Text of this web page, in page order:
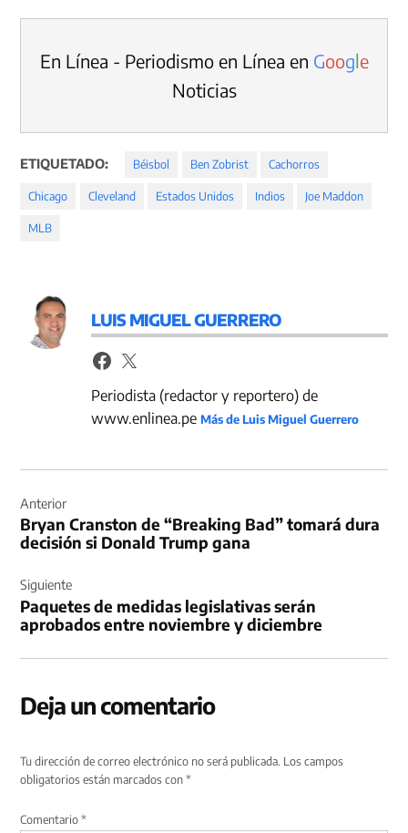
En Línea - Periodismo en Línea en Google
Noticias
ETIQUETADO: Béisbol Ben Zobrist Cachorros
Chicago Cleveland Estados Unidos Indios Joe Maddon
MLB
LUIS MIGUEL GUERRERO
Periodista (redactor y reportero) de
www.enlinea.peMás de Luis Miguel Guerrero
de
entradas
Anterior
Bryan Cranston de “Breaking Bad” tomará dura
decisión si Donald Trump gana
Siguiente
Paquetes de medidas legislativas serán
aprobados entre noviembre y diciembre
Deja un comentario
Tu dirección de correo electrónico no será publicada. Los campos
obligatorios están marcados con*
Comentario*